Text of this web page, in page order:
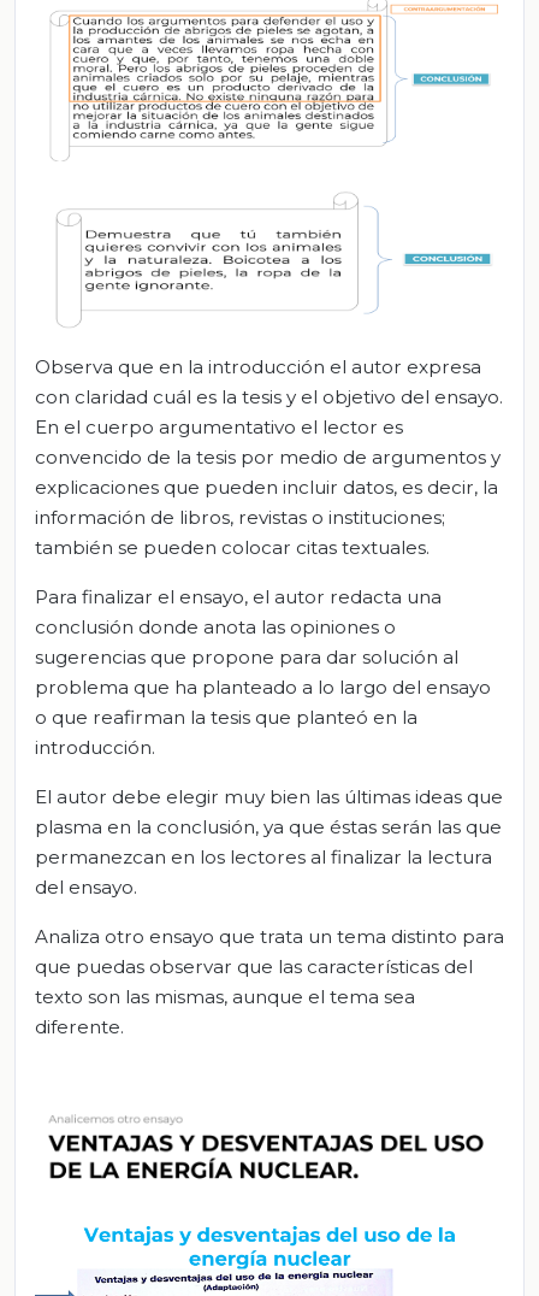
Observa que en la introducción el autor expresa
con claridad cuál es la tesis y el objetivo del ensayo.
En el cuerpo argumentativo el lector es
convencido de la tesis por medio de argumentos y
explicaciones que pueden incluir datos, es decir, la
información de libros, revistas o instituciones;
también se pueden colocar citas textuales.
Para finalizar el ensayo, el autor redacta una
conclusión donde anota las opiniones o
sugerencias que propone para dar solución al
problema que ha planteado a lo largo del ensayo
o que reafirman la tesis que planteó en la
introducción.
El autor debe elegir muy bien las últimas ideas que
plasma en la conclusión, ya que éstas serán las que
permanezcan en los lectores al finalizar la lectura
del ensayo.
Analiza otro ensayo que trata un tema distinto para
que puedas observar que las características del
texto son las mismas, aunque el tema sea
diferente.